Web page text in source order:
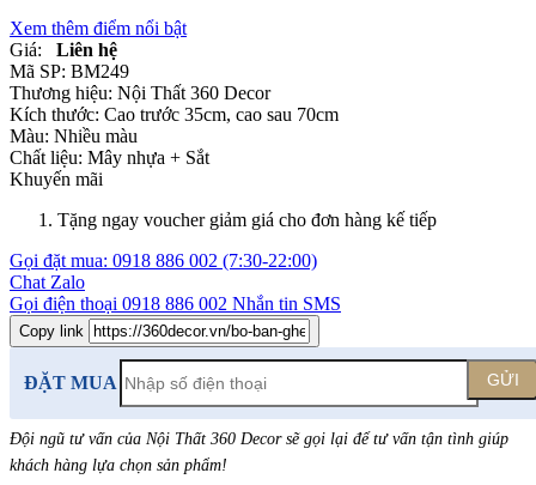
Xem thêm điểm nổi bật
Giá:
Liên hệ
Mã SP: BM249
Thương hiệu: Nội Thất 360 Decor
Kích thước: Cao trước 35cm, cao sau 70cm
Màu: Nhiều màu
Chất liệu: Mây nhựa + Sắt
Khuyến mãi
Tặng ngay voucher giảm giá cho đơn hàng kế tiếp
Gọi đặt mua: 0918 886 002 (7:30-22:00)
Chat Zalo
Gọi điện thoại 0918 886 002 Nhắn tin SMS
Copy link
ĐẶT MUA GỬI
Đội ngũ tư vấn của Nội Thất 360 Decor sẽ gọi lại để tư vấn tận tình giúp
khách hàng lựa chọn sản phẩm!